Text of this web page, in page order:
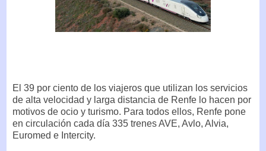
El 39 por ciento de los viajeros que utilizan los servicios
de alta velocidad y larga distancia de Renfe lo hacen por
motivos de ocio y turismo. Para todos ellos, Renfe pone
en circulación cada día 335 trenes AVE, Avlo, Alvia,
Euromed e Intercity.